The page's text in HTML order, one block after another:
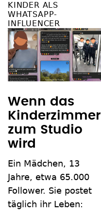
KINDER ALS
WHATSAPP-
INFLUENCER
Wenn das
Kinderzimmer
zum Studio
wird
Ein Mädchen, 13
Jahre, etwa 65.000
Follower. Sie postet
täglich ihr Leben: